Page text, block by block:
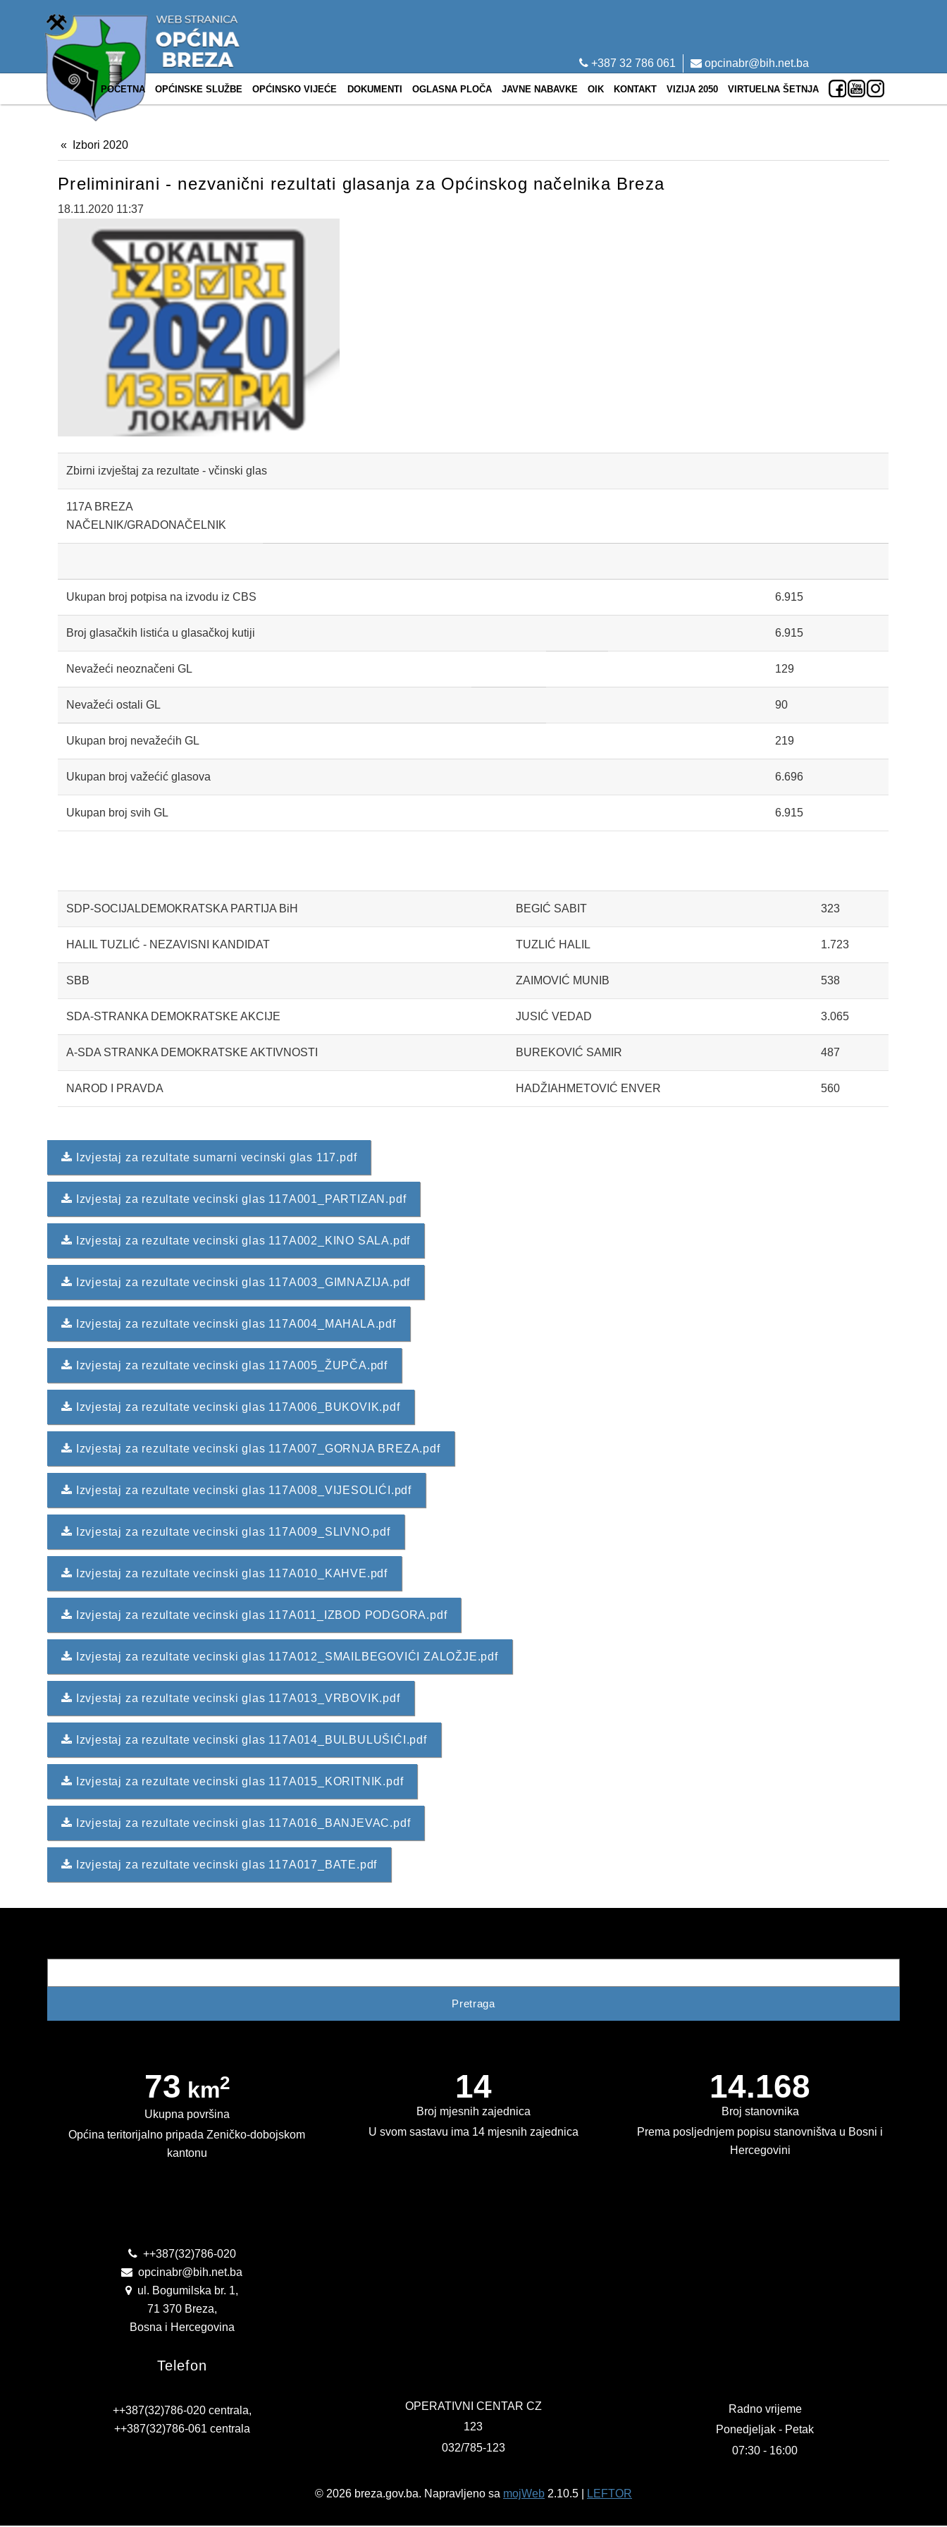
+387 32 786 061 opcinabr@bih.net.ba
POČETNA OPĆINSKE SLUŽBE OPĆINSKO VIJEĆE DOKUMENTI OGLASNA PLOČA JAVNE NABAVKE OIK KONTAKT VIZIJA 2050 VIRTUELNA ŠETNJA
Izbori 2020
Preliminirani - nezvanični rezultati glasanja za Općinskog načelnika Breza
18.11.2020 11:37
Zbirni izvještaj za rezultate - včinski glas
117A BREZA
NAČELNIK/GRADONAČELNIK
Ukupan broj potpisa na izvodu iz CBS 6.915
Broj glasačkih listića u glasačkoj kutiji 6.915
Nevažeći neoznačeni GL 129
Nevažeći ostali GL 90
Ukupan broj nevažećih GL 219
Ukupan broj važećić glasova 6.696
Ukupan broj svih GL 6.915
SDP-SOCIJALDEMOKRATSKA PARTIJA BiH BEGIĆ SABIT 323
HALIL TUZLIĆ - NEZAVISNI KANDIDAT TUZLIĆ HALIL 1.723
SBB ZAIMOVIĆ MUNIB 538
SDA-STRANKA DEMOKRATSKE AKCIJE JUSIĆ VEDAD 3.065
A-SDA STRANKA DEMOKRATSKE AKTIVNOSTI BUREKOVIĆ SAMIR 487
NAROD I PRAVDA HADŽIAHMETOVIĆ ENVER 560
Izvjestaj za rezultate sumarni vecinski glas 117.pdf
Izvjestaj za rezultate vecinski glas 117A001_PARTIZAN.pdf
Izvjestaj za rezultate vecinski glas 117A002_KINO SALA.pdf
Izvjestaj za rezultate vecinski glas 117A003_GIMNAZIJA.pdf
Izvjestaj za rezultate vecinski glas 117A004_MAHALA.pdf
Izvjestaj za rezultate vecinski glas 117A005_ŽUPČA.pdf
Izvjestaj za rezultate vecinski glas 117A006_BUKOVIK.pdf
Izvjestaj za rezultate vecinski glas 117A007_GORNJA BREZA.pdf
Izvjestaj za rezultate vecinski glas 117A008_VIJESOLIĆI.pdf
Izvjestaj za rezultate vecinski glas 117A009_SLIVNO.pdf
Izvjestaj za rezultate vecinski glas 117A010_KAHVE.pdf
Izvjestaj za rezultate vecinski glas 117A011_IZBOD PODGORA.pdf
Izvjestaj za rezultate vecinski glas 117A012_SMAILBEGOVIĆI ZALOŽJE.pdf
Izvjestaj za rezultate vecinski glas 117A013_VRBOVIK.pdf
Izvjestaj za rezultate vecinski glas 117A014_BULBULUŠIĆI.pdf
Izvjestaj za rezultate vecinski glas 117A015_KORITNIK.pdf
Izvjestaj za rezultate vecinski glas 117A016_BANJEVAC.pdf
Izvjestaj za rezultate vecinski glas 117A017_BATE.pdf
73 km2
Ukupna površina
Općina teritorijalno pripada Zeničko-dobojskom
kantonu
14
Broj mjesnih zajednica
U svom sastavu ima 14 mjesnih zajednica
14.168
Broj stanovnika
Prema posljednjem popisu stanovništva u Bosni i
Hercegovini
++387(32)786-020
opcinabr@bih.net.ba
ul. Bogumilska br. 1,
71 370 Breza,
Bosna i Hercegovina
Telefon
++387(32)786-020 centrala,
++387(32)786-061 centrala
OPERATIVNI CENTAR CZ
123
032/785-123
Radno vrijeme
Ponedjeljak - Petak
07:30 - 16:00
© 2026 breza.gov.ba. Napravljeno sa mojWeb 2.10.5 | LEFTOR